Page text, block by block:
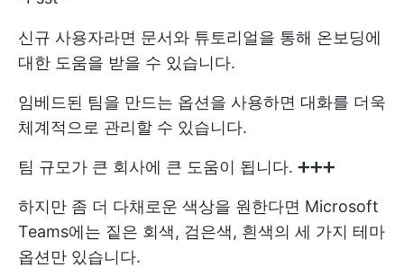
신규 사용자라면 문서와 튜토리얼을 통해 온보딩에
대한 도움을 받을 수 있습니다.
임베드된 팀을 만드는 옵션을 사용하면 대화를 더욱
체계적으로 관리할 수 있습니다.
팀 규모가 큰 회사에 큰 도움이 됩니다. ➕➕➕
하지만 좀 더 다채로운 색상을 원한다면 Microsoft
Teams에는 짙은 회색, 검은색, 흰색의 세 가지 테마
옵션만 있습니다.